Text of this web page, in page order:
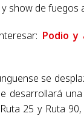
show de fuegos
Podio y
se
desarrollará
25 y Ruta